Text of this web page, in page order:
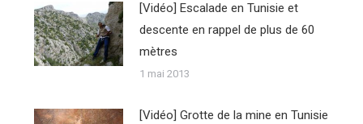
[Vidéo] Escalade en Tunisie et
descente en rappel de plus de 60
mètres
1 mai 2013
[Vidéo] Grotte de la mine en Tunisie